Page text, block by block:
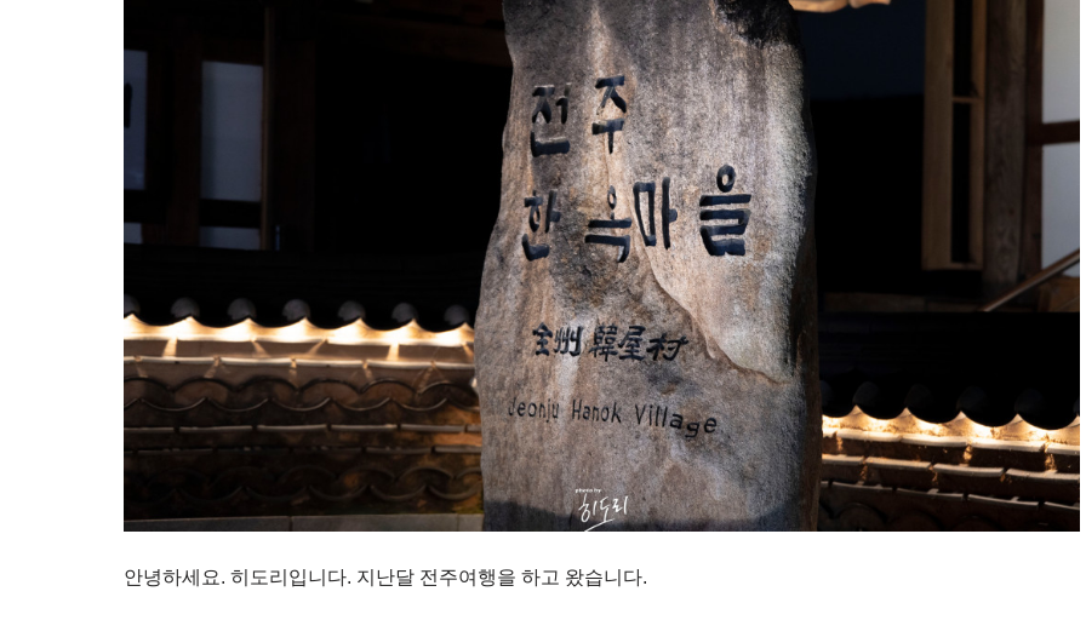
안녕하세요. 히도리입니다. 지난달 전주여행을 하고 왔습니다.